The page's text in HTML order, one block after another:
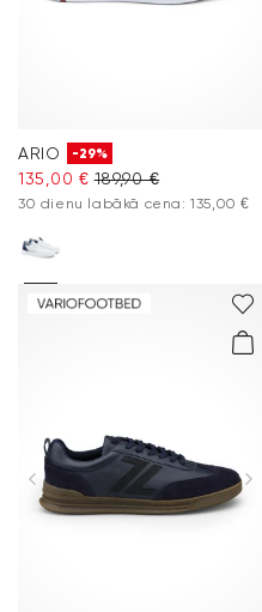
ARIO -29%
135,00 € 189,90 €
30 dienu labākā cena: 135,00 €